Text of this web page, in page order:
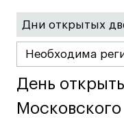
Дни открытых
Необходима
День
День